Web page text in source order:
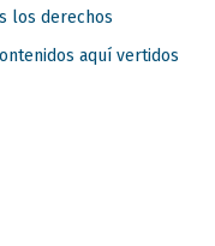
los derechos
aquí vertidos